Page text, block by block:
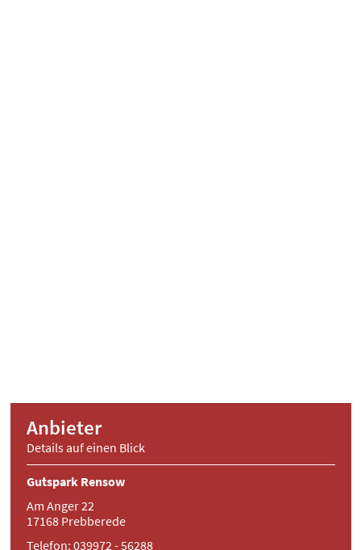
Anbieter
Details auf einen Blick
Gutspark Rensow
Am Anger 22
17168 Prebberede
Telefon: 039972 - 56288